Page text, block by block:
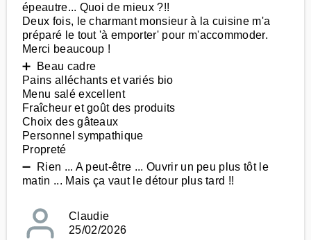
épeautre... Quoi de mieux ?!!
Deux fois, le charmant monsieur à la cuisine m'a
préparé le tout 'à emporter' pour m'accommoder.
Merci beaucoup !
➕ Beau cadre
Pains alléchants et variés bio
Menu salé excellent
Fraîcheur et goût des produits
Choix des gâteaux
Personnel sympathique
Propreté
➖ Rien ... A peut-être ... Ouvrir un peu plus tôt le
matin ... Mais ça vaut le détour plus tard !!
Claudie
25/02/2026